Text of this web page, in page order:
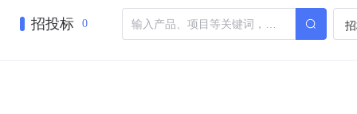
招投标 0